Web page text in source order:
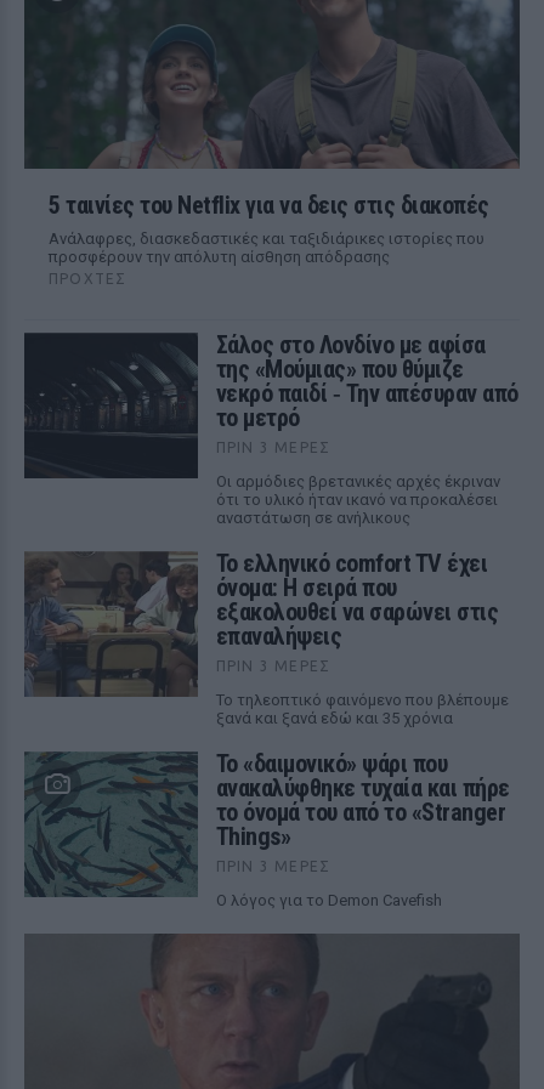
5 ταινίες του Netflix για να δεις στις διακοπές
Aνάλαφρες, διασκεδαστικές και ταξιδιάρικες ιστορίες που
προσφέρουν την απόλυτη αίσθηση απόδρασης
ΠΡΟΧΤΈΣ
Σάλος στο Λονδίνο με αφίσα
της «Μούμιας» που θύμιζε
νεκρό παιδί ‑ Την απέσυραν από
το μετρό
ΠΡΙΝ 3 ΜΈΡΕΣ
Οι αρμόδιες βρετανικές αρχές έκριναν
ότι το υλικό ήταν ικανό να προκαλέσει
αναστάτωση σε ανήλικους
Το ελληνικό comfort TV έχει
όνομα: Η σειρά που
εξακολουθεί να σαρώνει στις
επαναλήψεις
ΠΡΙΝ 3 ΜΈΡΕΣ
Το τηλεοπτικό φαινόμενο που βλέπουμε
ξανά και ξανά εδώ και 35 χρόνια
Το «δαιμονικό» ψάρι που
ανακαλύφθηκε τυχαία και πήρε
το όνομά του από το «Stranger
Things»
ΠΡΙΝ 3 ΜΈΡΕΣ
Ο λόγος για το Demon Cavefish